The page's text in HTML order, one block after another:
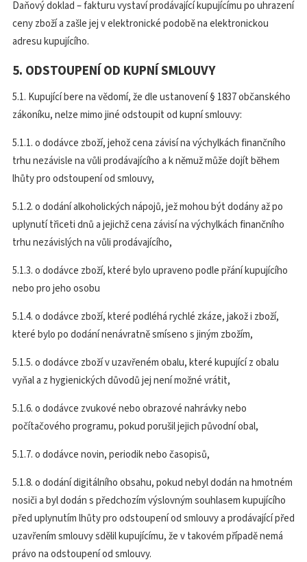
Daňový doklad – fakturu vystaví prodávající kupujícímu po uhrazení
ceny zboží a zašle jej v elektronické podobě na elektronickou
adresu kupujícího.
5. ODSTOUPENÍ OD KUPNÍ SMLOUVY
5.1. Kupující bere na vědomí, že dle ustanovení § 1837 občanského
zákoníku, nelze mimo jiné odstoupit od kupní smlouvy:
5.1.1. o dodávce zboží, jehož cena závisí na výchylkách finančního
trhu nezávisle na vůli prodávajícího a k němuž může dojít během
lhůty pro odstoupení od smlouvy,
5.1.2. o dodání alkoholických nápojů, jež mohou být dodány až po
uplynutí třiceti dnů a jejichž cena závisí na výchylkách finančního
trhu nezávislých na vůli prodávajícího,
5.1.3. o dodávce zboží, které bylo upraveno podle přání kupujícího
nebo pro jeho osobu
5.1.4. o dodávce zboží, které podléhá rychlé zkáze, jakož i zboží,
které bylo po dodání nenávratně smíseno s jiným zbožím,
5.1.5. o dodávce zboží v uzavřeném obalu, které kupující z obalu
vyňal a z hygienických důvodů jej není možné vrátit,
5.1.6. o dodávce zvukové nebo obrazové nahrávky nebo
počítačového programu, pokud porušil jejich původní obal,
5.1.7. o dodávce novin, periodik nebo časopisů,
5.1.8. o dodání digitálního obsahu, pokud nebyl dodán na hmotném
nosiči a byl dodán s předchozím výslovným souhlasem kupujícího
před uplynutím lhůty pro odstoupení od smlouvy a prodávající před
uzavřením smlouvy sdělil kupujícímu, že v takovém případě nemá
právo na odstoupení od smlouvy.